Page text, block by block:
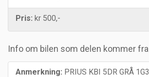
Pris: kr 500,-
Info om bilen som delen kommer fra
Anmerkning: PRIUS KBI 5DR GRÅ 1G3